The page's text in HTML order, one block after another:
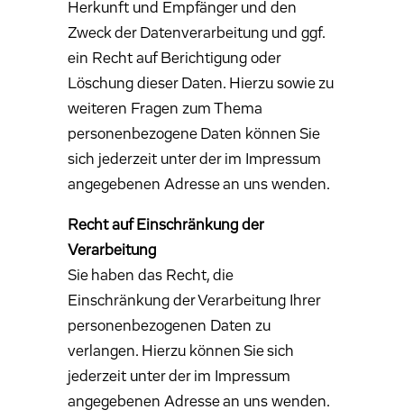
Herkunft und Empfänger und den
Zweck der Datenverarbeitung und ggf.
ein Recht auf Berichtigung oder
Löschung dieser Daten. Hierzu sowie zu
weiteren Fragen zum Thema
personenbezogene Daten können Sie
sich jederzeit unter der im Impressum
angegebenen Adresse an uns wenden.
Recht auf Einschränkung der
Verarbeitung
Sie haben das Recht, die
Einschränkung der Verarbeitung Ihrer
personenbezogenen Daten zu
verlangen. Hierzu können Sie sich
jederzeit unter der im Impressum
angegebenen Adresse an uns wenden.